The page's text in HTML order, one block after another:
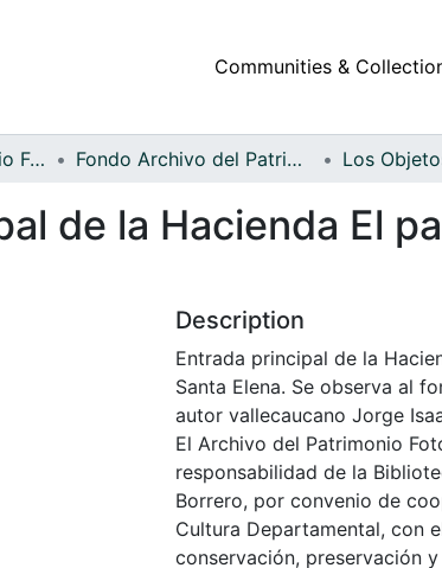
Communities &
Archivo del Patrimonio Fotográfico y Fílmico del Valle del Cauca Fondo Archivo del Patrimonio Fotográfico y Fílmico del Valle del Cauca Los
de la Hacienda El
Description
Entrada principal de la
Santa Elena. Se observa al
autor vallecaucano Jorge
El Archivo del Patrimonio
responsabilidad de la
Borrero, por convenio de
Cultura Departamental, con
conservación, preservación